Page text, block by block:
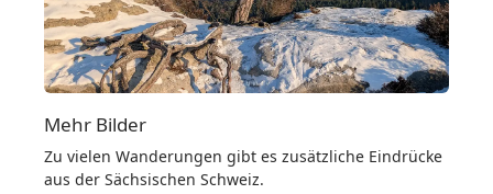
Mehr Bilder
Zu vielen Wanderungen gibt es zusätzliche Eindrücke
aus der Sächsischen Schweiz.